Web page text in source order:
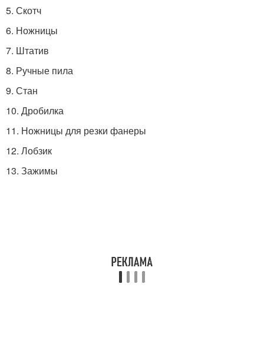
5. Скотч
6. Ножницы
7. Штатив
8. Ручные пила
9. Стан
10. Дробилка
11. Ножницы для резки фанеры
12. Лобзик
13. Зажимы